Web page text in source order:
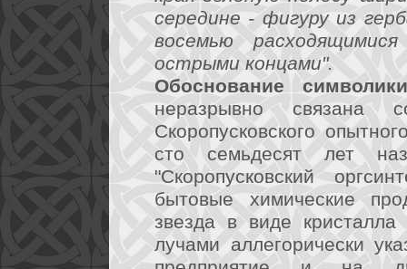
середине - фигуру из
восемью
острыми концами".
Обоснование
неразрывно связана
Скоропусковского
сто семьдесят лет
"Скоропусковский
бытовые химические
звезда в виде
лучами аллегорически